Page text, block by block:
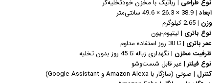
نوع طراحی | رباتیک با مخزن خودتخلیه‌گر
ابعاد |38.9 × 26.3 × 49.6 سانتی‌متر
وزن |
نوع باتری | لیتیوم-یون
عمر باتری |تا 30 روز استفاده مداوم
ظرفیت مخزن |نگهداری زباله تا 45 روز بدون تخلیه
نوع فیلتر | غیر قابل شست‌وشو
کنترل | صوتی (سازگار با Amazon Alexa و Google Assistant)